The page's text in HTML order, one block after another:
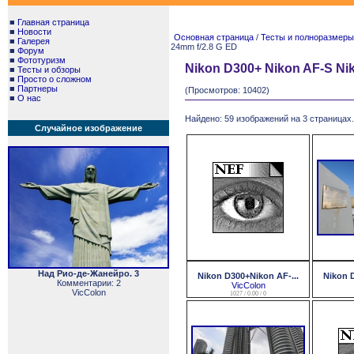
■ Главная страница
■ Новости
■ Галерея
■ Форум
■ Фототуризм
■ Тесты и обзоры
■ Просто о сложном
■ Партнеры
■ О нас
Случайное изображение
Над Рио-де-Жанейро. 3
Комментарии: 2
VicColon
Основная страница / Тесты и
24mm f/2.8 G ED
Nikon D300+ Nikon AF-S
(Просмотров: 10402)
Найдено: 59 изображений на 3
Nikon D300+Nikon AF-...
VicColon
1027 / 0.00 / 0
Nikon